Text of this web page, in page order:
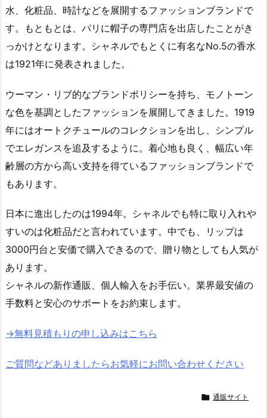
水、化粧品、時計などを展開するファッションブランドで
す。もともとは、パリに帽子の専門店を出店したことがき
っかけとなります。シャネルでもとくに有名なNo.5の香水
は1921年に発表されました。
ウーマン・リブ的なブランドポリシーを持ち、モノトーン
な色を基調としたファッションを展開してきました。1919
年にはオートクチュールのコレクションを出し、シンプル
でエレガンスを追及するように。着心地も良く、幅広い年
齢層の方から高い支持を得ているファッションブランドで
もあります。
日本に進出したのは1994年。シャネルでも特に取り入れや
すいのは化粧品だと言われています。中でも、リップは
3000円台と安価で購入できるので、贈り物としても人気が
あります。
シャネルの新作通販、個人輸入をお手伝い。業界最安値の
手数料と安心のサポートをお約束します。
→無料見積もりの申し込みはこちら
ご質問などありましたらお気軽にお問い合わせください
 通販サイト